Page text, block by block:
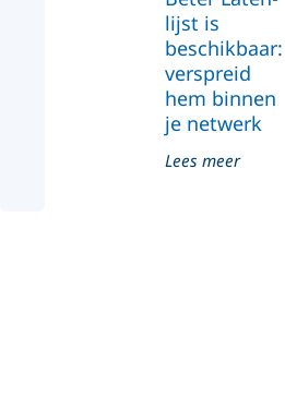
lijst is
beschikbaar:
verspreid
hem binnen
je netwerk
Lees meer